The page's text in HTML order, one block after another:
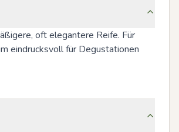
oft elegantere Reife. Für
eindrucksvoll für Degustationen